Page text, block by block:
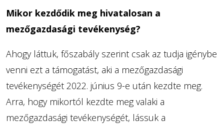
Mikor kezdődik meg hivatalosan a
mezőgazdasági tevékenység?
Ahogy láttuk, főszabály szerint csak az tudja igénybe
venni ezt a támogatást, aki a mezőgazdasági
tevékenységét 2022. június 9-e után kezdte meg.
Arra, hogy mikortól kezdte meg valaki a
mezőgazdasági tevékenységét, lássuk a